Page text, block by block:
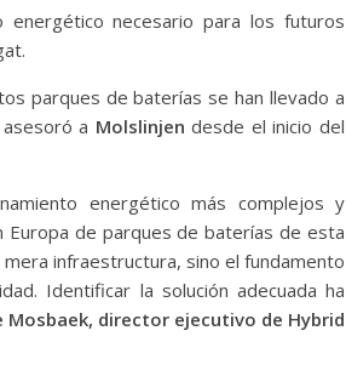
necesario para los futuros
parques de baterías se han llevado a
a Molslinjen desde el inicio del
energético más complejos y
de parques de baterías de esta
infraestructura, sino el fundamento
Identificar la solución adecuada ha
Mosbaek, director ejecutivo de Hybrid